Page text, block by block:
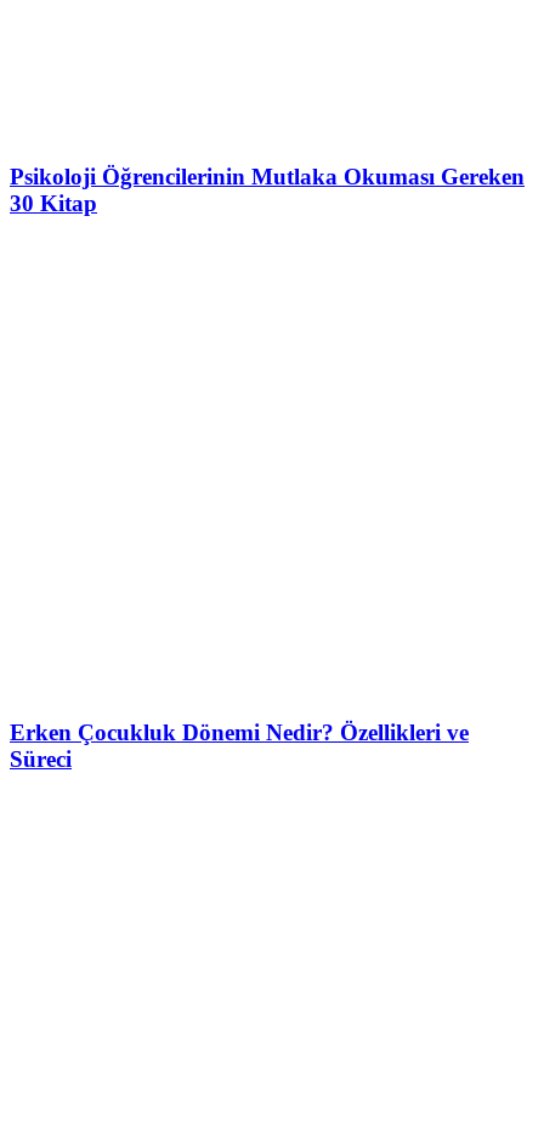
Psikoloji Öğrencilerinin Mutlaka Okuması Gereken
30 Kitap
Erken Çocukluk Dönemi Nedir? Özellikleri ve
Süreci